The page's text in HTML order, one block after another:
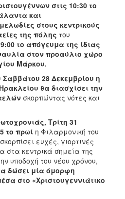
στις 10:30 το
και
στους κεντρικούς
της πόλης του
το απόγευμα της ίδιας
στον προαύλιο χώρο
Μάρκου.
Σαββάτου 28 Δεκεμβρίου η
θα διασχίσει την
σκορπώντας νότες και
Τρίτη 31
το πρωί η Φιλαρμονική του
ευχές, γιορτινές
στα κεντρικά σημεία της
υποδοχή του νέου χρόνου,
δώσει μία όμορφη
στο «Χριστουγεννιάτικο